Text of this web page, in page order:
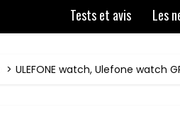
Tests et avis Les
ULEFONE watch, Ulefone watch